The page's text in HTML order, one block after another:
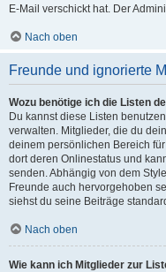
E-Mail verschickt hat. Der
Nach oben
Freunde und ignorierte
Wozu benötige ich die Listen
Du kannst diese Listen
verwalten. Mitglieder, die du
deinem persönlichen Bereich
dort deren Onlinestatus und
senden. Abhängig von dem
Freunde auch hervorgehoben
siehst du seine Beiträge
Nach oben
Wie kann ich Mitglieder zur